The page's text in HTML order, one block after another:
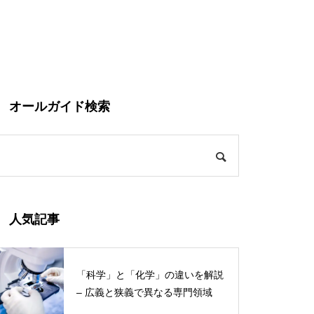
オールガイド検索
人気記事
「科学」と「化学」の違いを解説
– 広義と狭義で異なる専門領域